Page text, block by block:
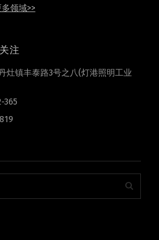
领域>>
注
灶镇丰泰路3号之八(灯港照明工业
365